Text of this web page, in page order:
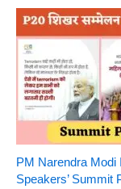
PM Narendra Modi
Speakers’ Summit